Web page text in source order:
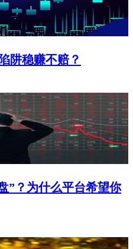
阱稳赚不赔？
”？为什么平台希望你